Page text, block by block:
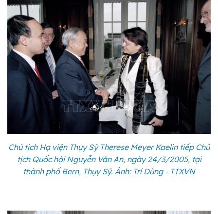
Chủ tịch Hạ viện Thụy Sỹ Therese Meyer Kaelin tiếp Chủ
tịch Quốc hội Nguyễn Văn An, ngày 24/3/2005, tại
thành phố Bern, Thụy Sỹ. Ảnh: Trí Dũng - TTXVN